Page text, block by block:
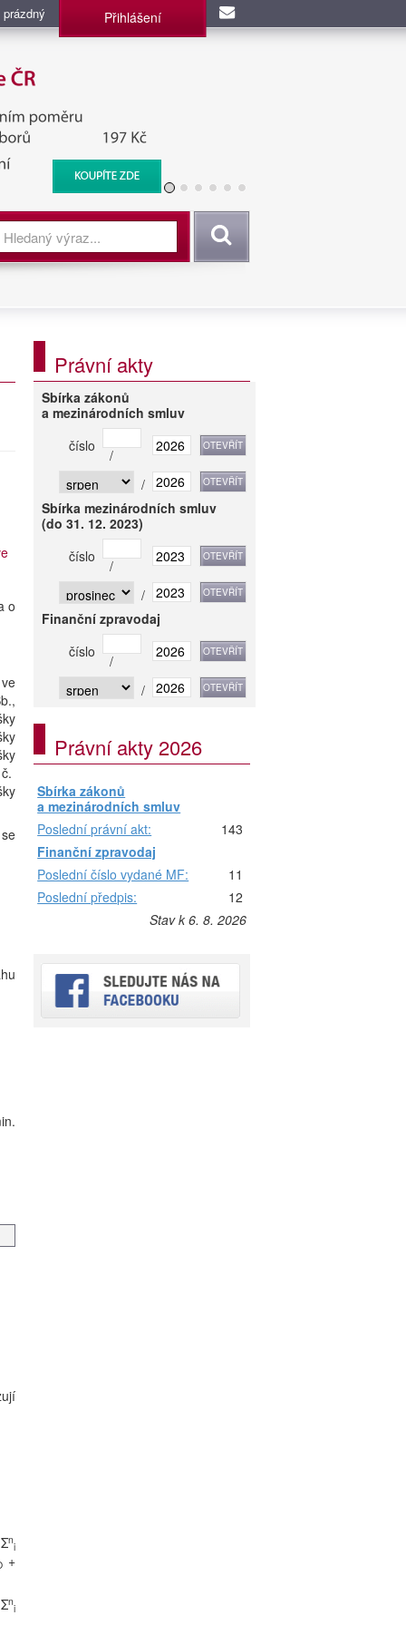
Přihlášení
BIS, Zpravodajské
Vyhledat
o
Σn
i
+
Σn
i
Právní akty
Sbírka zákonů
a mezinárodních smluv
číslo
/
/
Sbírka mezinárodních smluv
(do 31. 12. 2023)
číslo
/
/
Finanční zpravodaj
číslo
/
/
Právní akty 2026
Sbírka zákonů
a mezinárodních smluv
Poslední právní akt:
143
Finanční zpravodaj
Poslední číslo vydané MF:
11
Poslední předpis:
12
Stav k 6. 8. 2026